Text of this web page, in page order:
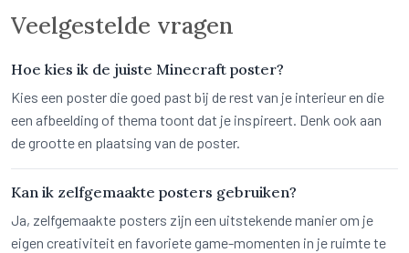
Veelgestelde vragen
Hoe kies ik de juiste Minecraft poster?
Kies een poster die goed past bij de rest van je interieur en die
een afbeelding of thema toont dat je inspireert. Denk ook aan
de grootte en plaatsing van de poster.
Kan ik zelfgemaakte posters gebruiken?
Ja, zelfgemaakte posters zijn een uitstekende manier om je
eigen creativiteit en favoriete game-momenten in je ruimte te